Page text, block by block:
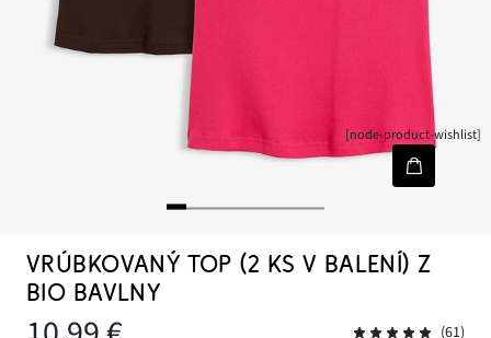
[node-product-wishlist]
VRÚBKOVANÝ TOP (2 KS V BALENÍ) Z
BIO BAVLNY
(61)